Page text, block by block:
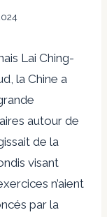
Lai Ching-
la Chine a
autour de
de la
visant
n’aient
par la